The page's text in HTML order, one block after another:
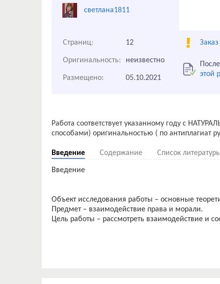
светлана1811
Страниц: 12
Оригинальность: неизвестно
этой
Размещено: 05.10.2021
Работа соответствует указанному году с
Введение Содержание Список
Введение
Объект исследования работы – основные
Предмет – взаимодействие права и морали.
Цель работы – рассмотреть взаимодействие и